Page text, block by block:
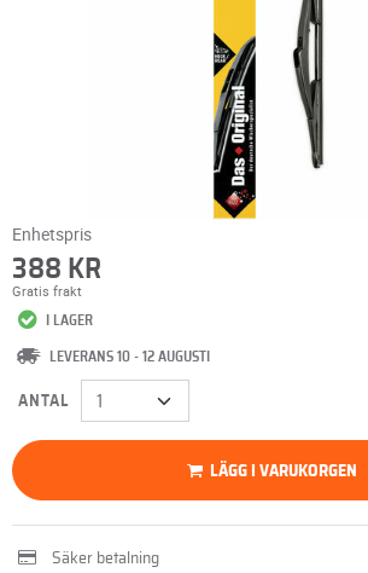
Enhetspris
388 KR
Gratis frakt
I LAGER
LEVERANS 10 - 12 AUGUSTI
ANTAL
LÄGG I VARUKORGEN
Säker betalning